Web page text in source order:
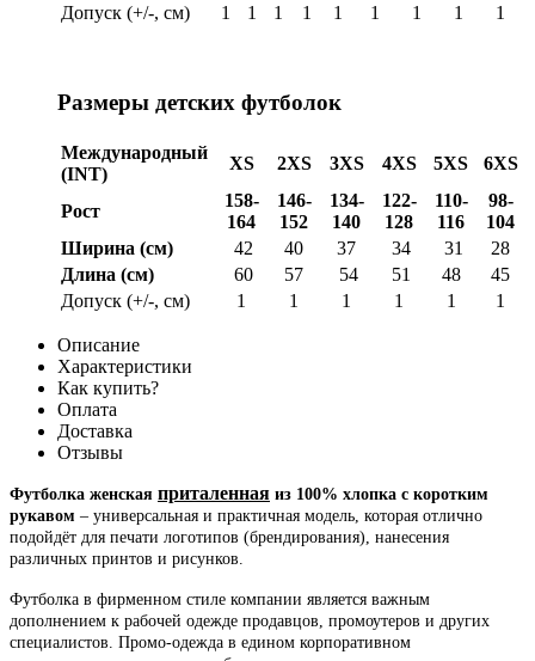
Допуск (+/-, см)
1 1 1 1 1 1 1 1 1
Размеры детских футболок
Международный
(INT)
XS 2XS 3XS 4XS 5XS 6XS
Рост
158-
164
146-
152
134-
140
122-
128
110-
116
98-
104
Ширина (см)
42 40 37 34 31
28
Длина (см)
60 57 54 51 48
45
Допуск (+/-, см)
1 1 1 1 1 1
Описание
Характеристики
Как купить?
Оплата
Доставка
Отзывы
Футболка женская приталенная из 100% хлопка с коротким
рукавом – универсальная и практичная модель, которая отлично
подойдёт для печати логотипов (брендирования), нанесения
различных принтов и рисунков.
Футболка в фирменном стиле компании является важным
дополнением к рабочей одежде продавцов, промоутеров и других
специалистов. Промо-одежда в едином корпоративном